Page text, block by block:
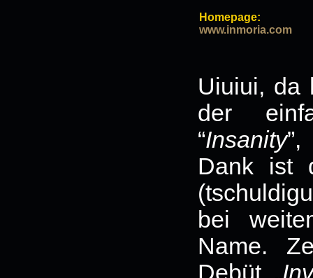
Homepage:
www.inmoria.com
Uiuiui, da
der
“Insanity”,
Dank ist
bei
Name.
Debüt „